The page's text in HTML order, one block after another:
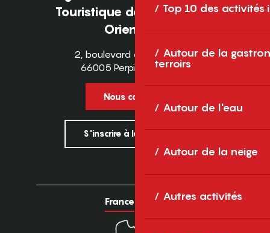
Top 10 des activités
Autour de la
terroirs
Autour de l'eau
Autour de la neige
Autres activités
Touristique des Pyrénées-
Orientales
2, boulevard des Pyrénées
66005 Perpignan Cedex
Nous contacter
S'inscrire à la newsletter
France Europe